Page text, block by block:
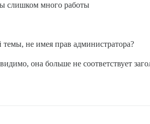
слишком много работы
не имея прав администратора?
она больше не соответствует